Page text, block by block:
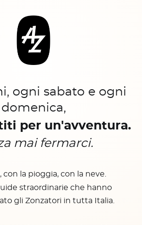
ogni sabato e ogni
domenica,
per un'avventura.
mai fermarci.
con la pioggia, con la neve.
straordinarie che hanno
gli Zonzatori in tutta Italia.